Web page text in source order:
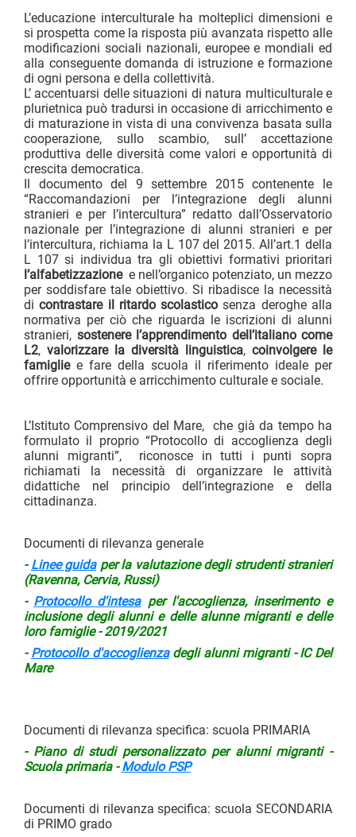
L’educazione interculturale ha molteplici dimensioni e
si prospetta come la risposta più avanzata rispetto alle
modificazioni sociali nazionali, europee e mondiali ed
alla conseguente domanda di istruzione e formazione
di ogni persona e della collettività.
L’ accentuarsi delle situazioni di natura multiculturale e
plurietnica può tradursi in occasione di arricchimento e
di maturazione in vista di una convivenza basata sulla
cooperazione, sullo scambio, sull’ accettazione
produttiva delle diversità come valori e opportunità di
crescita democratica.
Il documento del 9 settembre 2015 contenente le
“Raccomandazioni per l’integrazione degli alunni
stranieri e per l’intercultura” redatto dall’Osservatorio
nazionale per l’integrazione di alunni stranieri e per
l’intercultura, richiama la L 107 del 2015. All’art.1 della
L 107 si individua tra gli obiettivi formativi prioritari
l’alfabetizzazionee nell’organico potenziato, un mezzo
per soddisfare tale obiettivo. Si ribadisce la necessità
dicontrastare il ritardo scolastico senza deroghe alla
normativa per ciò che riguarda le iscrizioni di alunni
stranieri, sostenere l’apprendimento dell’italiano come
L2, valorizzare la diversità linguistica, coinvolgere le
famigliee fare della scuola il riferimento ideale per
offrire opportunità e arricchimento culturale e sociale.
L’Istituto Comprensivo del Mare, che già da tempo ha
formulato il proprio “Protocollo di accoglienza degli
alunni migranti”, riconosce in tutti i punti sopra
richiamati la necessità di organizzare le attività
didattiche nel principio dell’integrazione e della
cittadinanza.
Documenti di rilevanza generale
- Linee guidaper la valutazione degli strudenti stranieri
(Ravenna, Cervia, Russi)
- Protocollo d'intesaper l'accoglienza, inserimento e
inclusione degli alunni e delle alunne migranti e delle
loro famiglie - 2019/2021
- Protocollo d'accoglienzadegli alunni migranti - IC Del
Mare
Documenti di rilevanza specifica: scuola PRIMARIA
- Piano di studi personalizzato per alunni migranti -
Scuola primaria -Modulo PSP
Documenti di rilevanza specifica: scuola SECONDARIA
di PRIMO grado